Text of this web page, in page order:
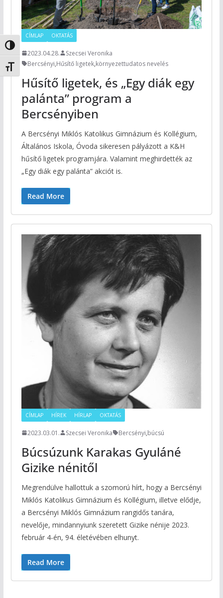
Nagy kontraszt váltása
Betűméret váltása
CÍMLAP OKTATÁS
2023.04.28.
Szecsei Veronika
Bercsényi,Hűsítő ligetek,környezettudatos nevelés
Hűsítő ligetek, és „Egy diák egy
palánta” program a
Bercsényiben
A Bercsényi Miklós Katolikus Gimnázium és Kollégium,
Általános Iskola, Óvoda sikeresen pályázott a K&H
hűsítő ligetek programjára. Valamint meghirdették az
„Egy diák egy palánta” akciót is.
Read More
CÍMLAP HÍREK HÍRLAP OKTATÁS
2023.03.01. Szecsei Veronika Bercsényi,búcsú
Búcsúzunk Karakas Gyuláné
Gizike nénitől
Megrendülve hallottuk a szomorú hírt, hogy a Bercsényi
Miklós Katolikus Gimnázium és Kollégium, illetve elődje,
a Bercsényi Miklós Gimnázium rangidős tanára,
nevelője, mindannyiunk szeretett Gizike nénije 2023.
február 4-én, 94. életévében elhunyt.
Read More